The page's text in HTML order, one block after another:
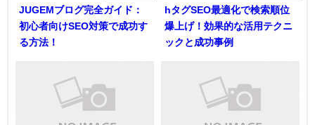
JUGEMブログ完全ガイド：
初心者向けSEO対策で成功す
る方法！
hタグSEO最適化で検索順位
爆上げ！効果的な活用テクニ
ックと成功事例